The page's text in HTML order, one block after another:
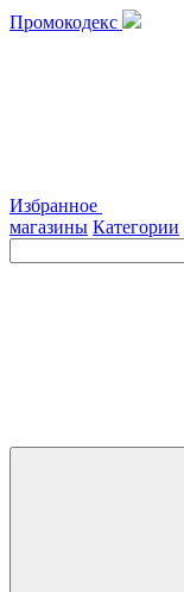
Промокодекс
Избранное
магазины Категории